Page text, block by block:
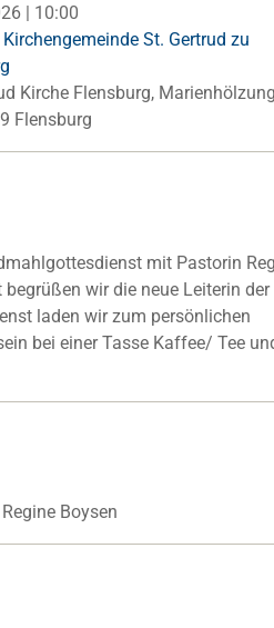
| 10:00
Kirchengemeinde St. Gertrud zu
Kirche Flensburg,
Flensburg
mit Pastorin
wir die neue Leiterin der
laden wir zum persönlichen
bei einer Tasse Kaffee/ Tee
Boysen